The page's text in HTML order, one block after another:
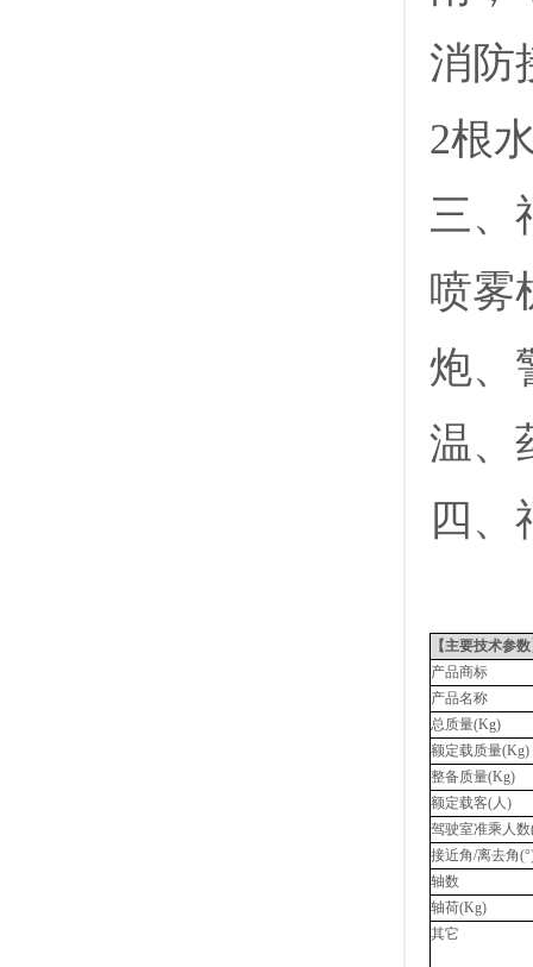
消防
2根
三、
喷雾
炮、
温、
四、
【主要技术参
产品商标
产品名称
总质量(Kg)
额定载质量(Kg)
整备质量(Kg)
额定载客(人)
驾驶室准乘人数
接近角/离去角
轴数
轴荷(Kg)
其它